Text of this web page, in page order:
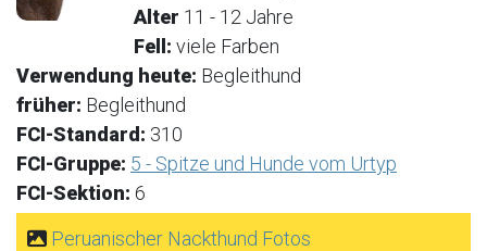
Alter 11 - 12 Jahre
Fell: viele Farben
Verwendung heute: Begleithund
früher: Begleithund
FCI-Standard: 310
FCI-Gruppe: 5 - Spitze und Hunde vom Urtyp
FCI-Sektion: 6
Peruanischer Nackthund Fotos